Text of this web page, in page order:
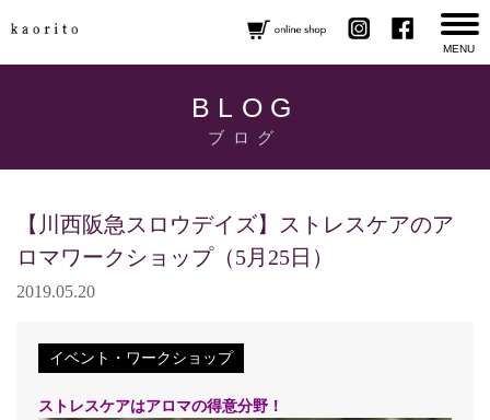
MENU
BLOG
ブログ
【川西阪急スロウデイズ】ストレスケアのア
ロマワークショップ（5月25日）
2019.05.20
イベント・ワークショップ
ストレスケアはアロマの得意分野！